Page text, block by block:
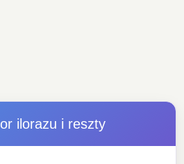
ilorazu i reszty